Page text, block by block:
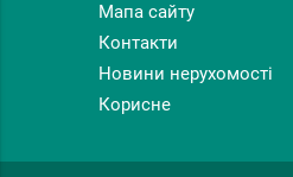
Мапа сайту
Контакти
Новини нерухомості
Корисне